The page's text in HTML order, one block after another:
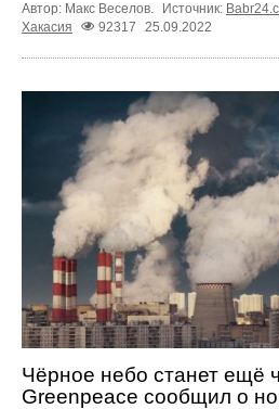
Автор: Макс Веселов. Источник:
Хакасия
92317 25.09.2022
Чёрное небо станет ещё
Greenpeace сообщил о